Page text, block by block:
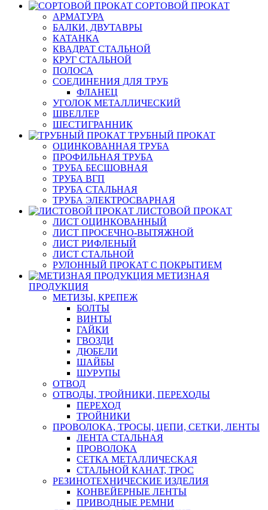
СОРТОВОЙ ПРОКАТ
АРМАТУРА
БАЛКИ, ДВУТАВРЫ
КАТАНКА
КВАДРАТ СТАЛЬНОЙ
КРУГ СТАЛЬНОЙ
ПОЛОСА
СОЕДИНЕНИЯ ДЛЯ ТРУБ
ФЛАНЕЦ
УГОЛОК МЕТАЛЛИЧЕСКИЙ
ШВЕЛЛЕР
ШЕСТИГРАННИК
ТРУБНЫЙ ПРОКАТ
ОЦИНКОВАННАЯ ТРУБА
ПРОФИЛЬНАЯ ТРУБА
ТРУБА БЕСШОВНАЯ
ТРУБА ВГП
ТРУБА СТАЛЬНАЯ
ТРУБА ЭЛЕКТРОСВАРНАЯ
ЛИСТОВОЙ ПРОКАТ
ЛИСТ ОЦИНКОВАННЫЙ
ЛИСТ ПРОСЕЧНО-ВЫТЯЖНОЙ
ЛИСТ РИФЛЕНЫЙ
ЛИСТ СТАЛЬНОЙ
РУЛОННЫЙ ПРОКАТ С ПОКРЫТИЕМ
МЕТИЗНАЯ
ПРОДУКЦИЯ
МЕТИЗЫ, КРЕПЕЖ
БОЛТЫ
ВИНТЫ
ГАЙКИ
ГВОЗДИ
ДЮБЕЛИ
ШАЙБЫ
ШУРУПЫ
ОТВОД
ОТВОДЫ, ТРОЙНИКИ, ПЕРЕХОДЫ
ПЕРЕХОД
ТРОЙНИКИ
ПРОВОЛОКА, ТРОСЫ, ЦЕПИ, СЕТКИ, ЛЕНТЫ
ЛЕНТА СТАЛЬНАЯ
ПРОВОЛОКА
СЕТКА МЕТАЛЛИЧЕСКАЯ
СТАЛЬНОЙ КАНАТ, ТРОС
РЕЗИНОТЕХНИЧЕСКИЕ ИЗДЕЛИЯ
КОНВЕЙЕРНЫЕ ЛЕНТЫ
ПРИВОДНЫЕ РЕМНИ